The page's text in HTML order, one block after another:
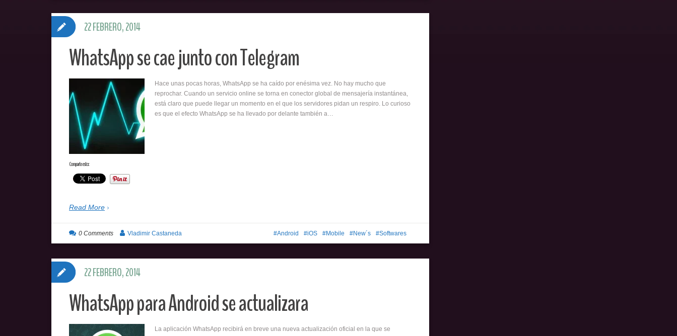
WhatsApp se cae junto con Telegram
Hace unas pocas horas, WhatsApp se ha caído por enésima vez. No hay mucho que
reprochar. Cuando un servicio online se torna en conector global de mensajería instantánea,
está claro que puede llegar un momento en el que los servidores pidan un respiro. Lo curioso
es que el efecto WhatsApp se ha llevado por delante también a…
Comparte esto:
Read More
22 FEBRERO, 2014
Android iOS Mobile New´s Softwares
0 Comments Vladimir Castaneda
WhatsApp para Android se actualizara
La aplicación WhatsApp recibirá en breve una nueva actualización oficial en la que se
22 FEBRERO, 2014